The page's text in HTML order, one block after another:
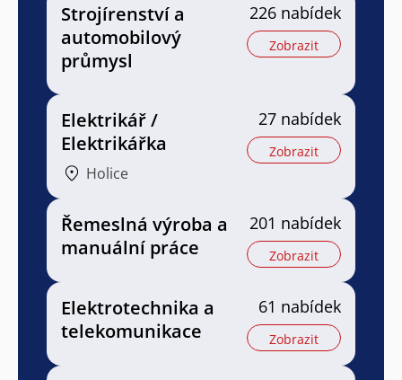
Strojírenství a
automobilový
průmysl
226 nabídek
Zobrazit
Elektrikář /
Elektrikářka
Holice
27 nabídek
Zobrazit
Řemeslná výroba a
manuální práce
201 nabídek
Zobrazit
Elektrotechnika a
telekomunikace
61 nabídek
Zobrazit